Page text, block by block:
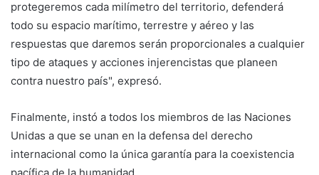
protegeremos cada milímetro del territorio, defenderá
todo su espacio marítimo, terrestre y aéreo y las
respuestas que daremos serán proporcionales a cualquier
tipo de ataques y acciones injerencistas que planeen
contra nuestro país", expresó.
Finalmente, instó a todos los miembros de las Naciones
Unidas a que se unan en la defensa del derecho
internacional como la única garantía para la coexistencia